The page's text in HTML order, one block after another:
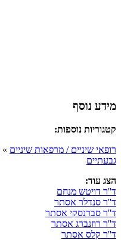
מידע נוסף
קטגוריות נוספות:
רופאי שיניים / מרפאות שיניים »
גבעתיים
הצג עוד:
ד''ר דויטש מנחם
ד''ר סנדלר אסתר
ד''ר סברנסקי אסתר
ד''ר רוזנברג אסתר
ד''ר קלס אסתר